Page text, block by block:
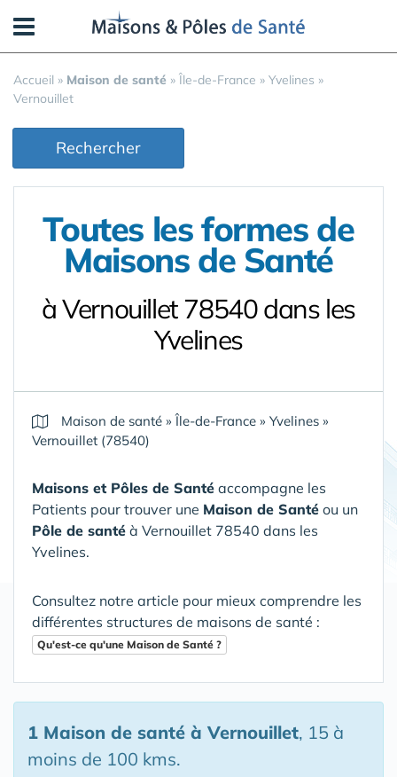
Accueil » Maison de santé » Île-de-France » Yvelines »
Vernouillet
Rechercher
Toutes les formes de
Maisons de Santé
à Vernouillet 78540 dans les
Yvelines
Maison de santé »Île-de-France » Yvelines »
Vernouillet (78540)
Maisons et Pôles de Santé accompagne les
Patients pour trouver une Maison de Santé ou un
Pôle de santé à Vernouillet 78540 dans les
Yvelines.
Consultez notre article pour mieux comprendre les
différentes structures de maisons de santé :
Qu'est-ce qu'une Maison de Santé ?
1 Maison de santé à Vernouillet, 15 à
moins de 100 kms.
Panneau de gestion des cookies